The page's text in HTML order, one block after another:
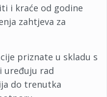
i kraće od godine
zahtjeva za
priznate u skladu s
uređuju rad
do trenutka